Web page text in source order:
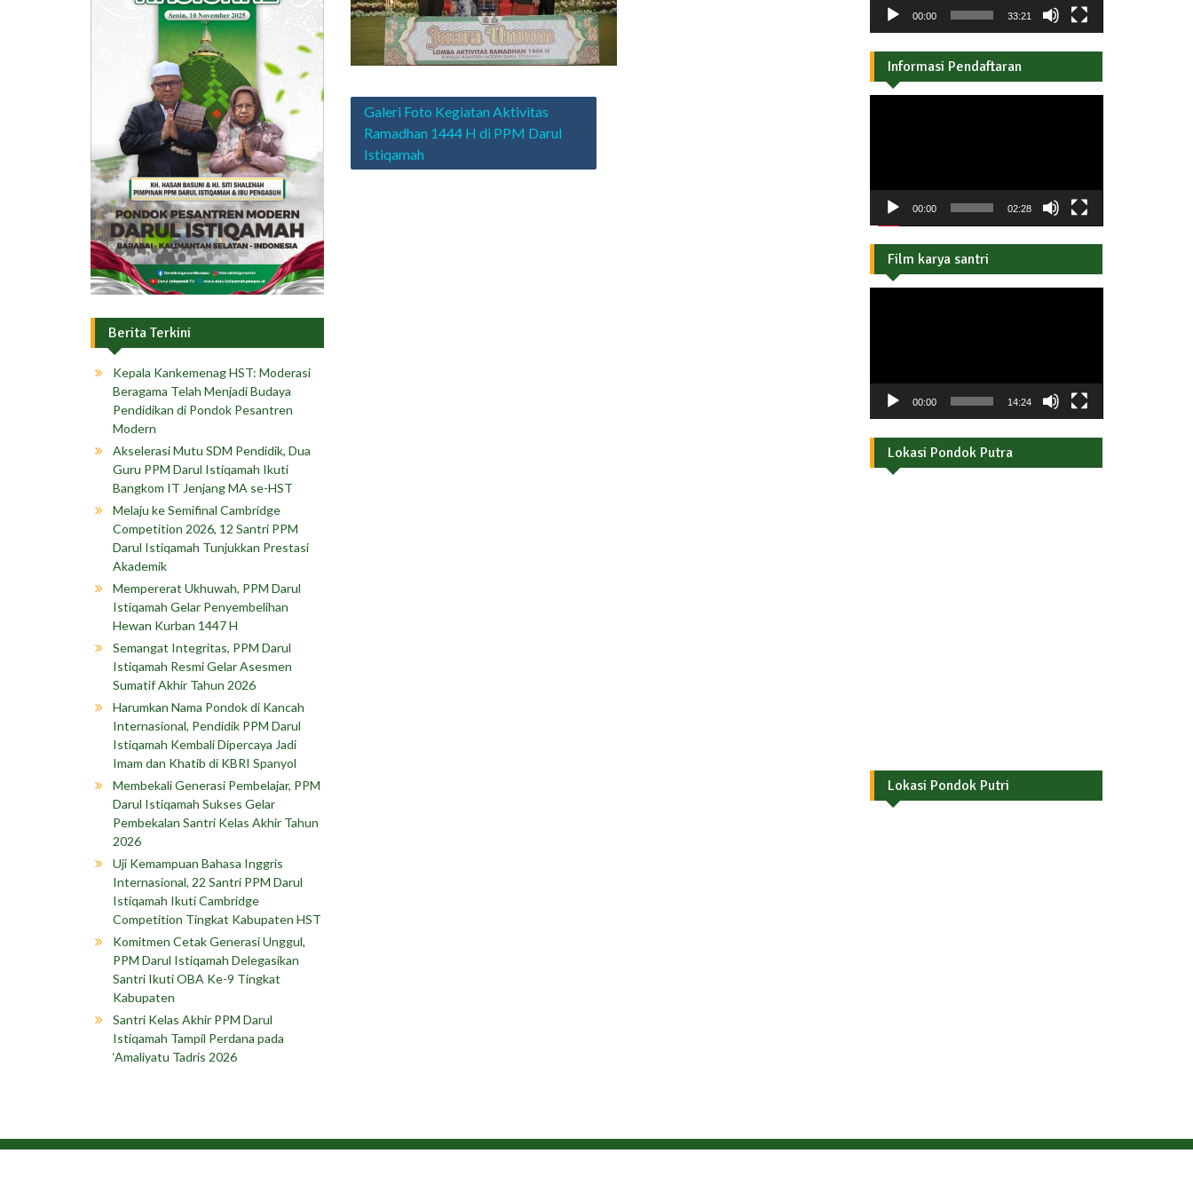
Navigasi
pos
Galeri Foto Kegiatan Aktivitas
Ramadhan 1444 H di PPM Darul
Istiqamah
Berita Terkini
Kepala Kankemenag HST: Moderasi
Beragama Telah Menjadi Budaya
Pendidikan di Pondok Pesantren
Modern
Akselerasi Mutu SDM Pendidik, Dua
Guru PPM Darul Istiqamah Ikuti
Bangkom IT Jenjang MA se-HST
Melaju ke Semifinal Cambridge
Competition 2026, 12 Santri PPM
Darul Istiqamah Tunjukkan Prestasi
Akademik
Mempererat Ukhuwah, PPM Darul
Istiqamah Gelar Penyembelihan
Hewan Kurban 1447 H
Semangat Integritas, PPM Darul
Istiqamah Resmi Gelar Asesmen
Sumatif Akhir Tahun 2026
Harumkan Nama Pondok di Kancah
Internasional, Pendidik PPM Darul
Istiqamah Kembali Dipercaya Jadi
Imam dan Khatib di KBRI Spanyol
Membekali Generasi Pembelajar, PPM
Darul Istiqamah Sukses Gelar
Pembekalan Santri Kelas Akhir Tahun
2026
Uji Kemampuan Bahasa Inggris
Internasional, 22 Santri PPM Darul
Istiqamah Ikuti Cambridge
Competition Tingkat Kabupaten HST
Komitmen Cetak Generasi Unggul,
PPM Darul Istiqamah Delegasikan
Santri Ikuti OBA Ke-9 Tingkat
Kabupaten
Santri Kelas Akhir PPM Darul
Istiqamah Tampil Perdana pada
‘Amaliyatu Tadris 2026
00:00 33:21
Informasi Pendaftaran
00:00 02:28
Film karya santri
00:00 14:24
Lokasi Pondok Putra
Lokasi Pondok Putri